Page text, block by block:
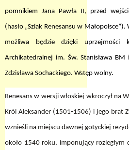
pomnikiem Jana Pawła II, przed
(hasło „Szlak Renesansu w
możliwa będzie dzięki uprzejmości
Archikatedralnej im. Św. Stanisława BM
Zdzisława Sochackiego. Wstęp wolny.
Renesans w wersji włoskiej wkroczył na
Król Aleksander (1501-1506) i jego brat
wznieśli na miejscu dawnej gotyckiej
około 1540 roku, imponujący rozległym